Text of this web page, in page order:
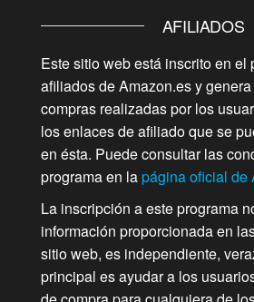
AFILIADOS
Este sitio web está inscrito en el
afiliados de Amazon.es y
compras realizadas por los
los enlaces de afiliado que se
en ésta. Puede consultar las
programa en lapágina oficial de
La inscripción a este programa
información proporcionada en
sitio web, es independiente,
principal es ayudar a los